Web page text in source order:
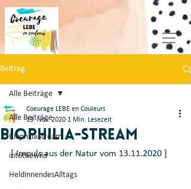
Beitrag
Alle Beiträge
BiophiliaStream
intothewild
HeldinnendesAlltags
Alle Beiträge
Biophilia-Stream
Coeurage LEBE en Couleurs
13. Nov. 2020 1 Min. Lesezeit
[ Impuls aus der Natur vom 13.11.2020 ]